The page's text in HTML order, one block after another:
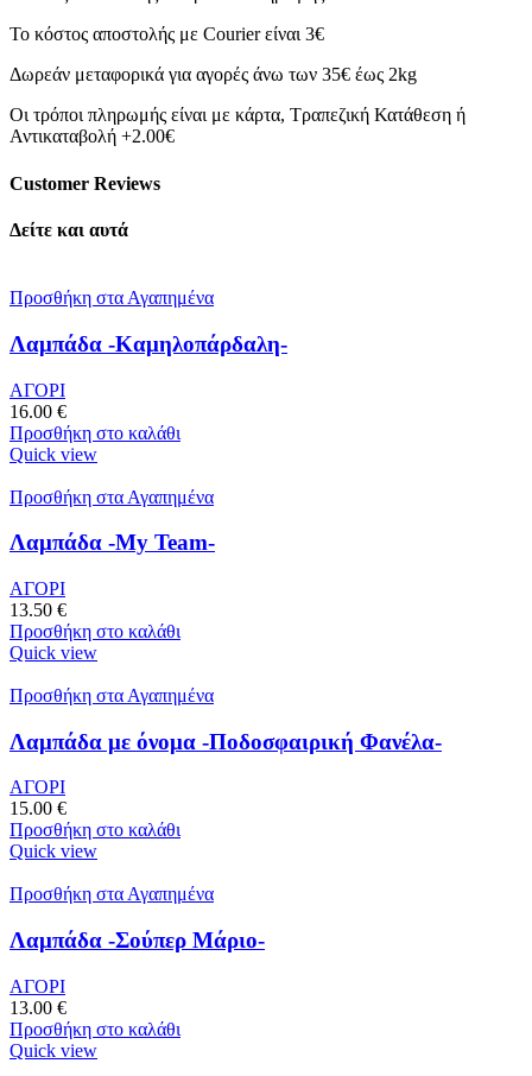
Το κόστος αποστολής με Courier είναι 3€
Δωρεάν μεταφορικά για αγορές άνω των 35€ έως 2kg
Οι τρόποι πληρωμής είναι με κάρτα, Τραπεζική Κατάθεση ή
Αντικαταβολή +2.00€
Customer Reviews
Δείτε και αυτά
Προσθήκη στα Αγαπημένα
Λαμπάδα -Καμηλοπάρδαλη-
ΑΓΟΡΙ
16.00 €
Προσθήκη στο καλάθι
Quick view
Προσθήκη στα Αγαπημένα
Λαμπάδα -My Team-
ΑΓΟΡΙ
13.50 €
Προσθήκη στο καλάθι
Quick view
Προσθήκη στα Αγαπημένα
Λαμπάδα με όνομα -Ποδοσφαιρική Φανέλα-
ΑΓΟΡΙ
15.00 €
Προσθήκη στο καλάθι
Quick view
Προσθήκη στα Αγαπημένα
Λαμπάδα -Σούπερ Μάριο-
ΑΓΟΡΙ
13.00 €
Προσθήκη στο καλάθι
Quick view